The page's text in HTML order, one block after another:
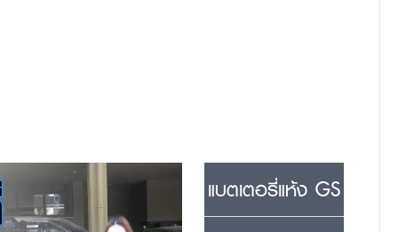
แบตเตอรี่แห้ง GS